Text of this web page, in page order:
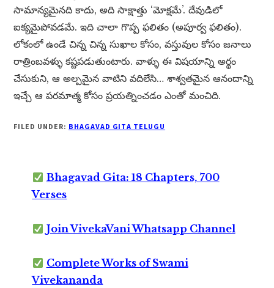
సామాన్యమైనది కాదు, అది సాక్షాత్తు ‘మోక్షమే’. దేవుడిలో
ఐక్యమైపోవడమే. ఇది చాలా గొప్ప ఫలితం (అపూర్వ ఫలితం).
లోకంలో ఉండే చిన్న చిన్న సుఖాల కోసం, వస్తువుల కోసం జనాలు
రాత్రింబవళ్ళు కష్టపడుతుంటారు. వాళ్ళు ఈ విషయాన్ని అర్థం
చేసుకుని, ఆ అల్పమైన వాటిని వదిలేసి… శాశ్వతమైన ఆనందాన్ని
ఇచ్చే ఆ పరమాత్మ కోసం ప్రయత్నించడం ఎంతో మంచిది.
FILED UNDER: BHAGAVAD GITA TELUGU
Bhagavad Gita: 18 Chapters, 700
Verses
Join VivekaVani Whatsapp Channel
Complete Works of Swami
Vivekananda